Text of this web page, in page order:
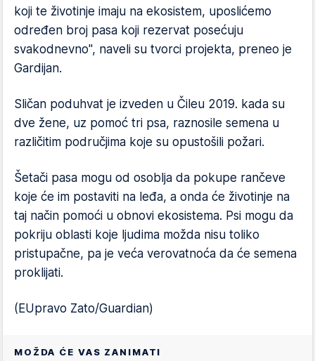
koji te životinje imaju na ekosistem, uposlićemo
određen broj pasa koji rezervat posećuju
svakodnevno", naveli su tvorci projekta, preneo je
Gardijan.
Sličan poduhvat je izveden u Čileu 2019. kada su
dve žene, uz pomoć tri psa, raznosile semena u
različitim područjima koje su opustošili požari.
Šetači pasa mogu od osoblja da pokupe rančeve
koje će im postaviti na leđa, a onda će životinje na
taj način pomoći u obnovi ekosistema. Psi mogu da
pokriju oblasti koje ljudima možda nisu toliko
pristupačne, pa je veća verovatnoća da će semena
proklijati.
(EUpravo Zato/Guardian)
MOŽDA ĆE VAS ZANIMATI